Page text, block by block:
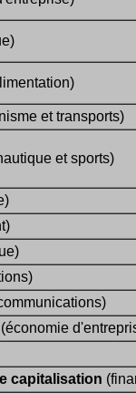
et transports)
et sports)
(économie
capitalisation